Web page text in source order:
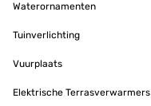
Waterornamenten
Tuinverlichting
Vuurplaats
Elektrische Terrasverwarmers